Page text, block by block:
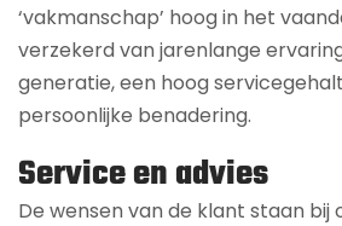
‘vakmanschap’ hoog in het
verzekerd van jarenlange
generatie, een hoog
persoonlijke benadering.
Service en advies
De wensen van de klant staan bij